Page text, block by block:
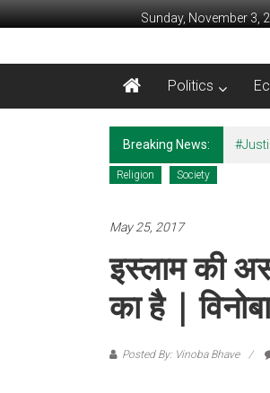
Sunday, November 3,
Awaam India
We, the People of India
Politics
Breaking News:
Religion Society
May 25, 2017
इस्लाम की
का है |
Posted By: Vinoba Bhave